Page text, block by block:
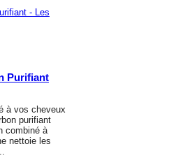
Purifiant
à vos cheveux
purifiant
combiné à
nettoie les